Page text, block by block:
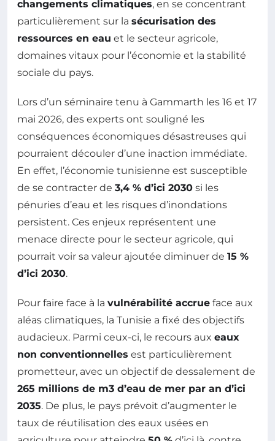
changements climatiques, en se concentrant
particulièrement sur la sécurisation des
ressources en eau et le secteur agricole,
domaines vitaux pour l’économie et la stabilité
sociale du pays.
Lors d’un séminaire tenu à Gammarth les 16 et 17
mai 2026, des experts ont souligné les
conséquences économiques désastreuses qui
pourraient découler d’une inaction immédiate.
En effet, l’économie tunisienne est susceptible
de se contracter de 3,4 % d’ici 2030 si les
pénuries d’eau et les risques d’inondations
persistent. Ces enjeux représentent une
menace directe pour le secteur agricole, qui
pourrait voir sa valeur ajoutée diminuer de 15 %
d’ici 2030.
Pour faire face à la vulnérabilité accrue face aux
aléas climatiques, la Tunisie a fixé des objectifs
audacieux. Parmi ceux-ci, le recours aux eaux
non conventionnelles est particulièrement
prometteur, avec un objectif de dessalement de
265 millions de m3 d’eau de mer par an d’ici
2035. De plus, le pays prévoit d’augmenter le
taux de réutilisation des eaux usées en